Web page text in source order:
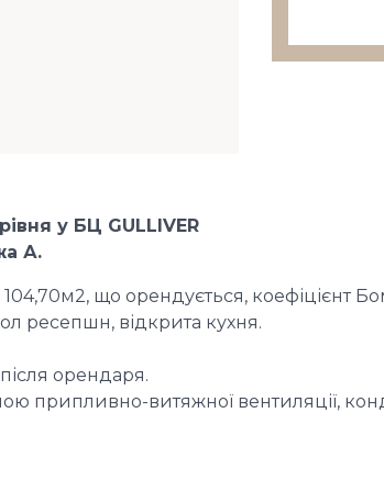
у БЦ GULLIVER
А.
що орендується, коефіцієнт
ресепшн, відкрита кухня.
орендаря.
припливно-витяжної вентиляції,